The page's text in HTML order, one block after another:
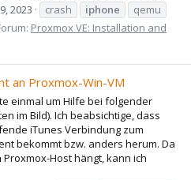
2023 crash iphone
qemu
Proxmox VE: Installation and
an Proxmox-Win-VM
einmal um Hilfe bei folgender
im Bild). Ich beabsichtige, dass
iTunes Verbindung zum
bekommt bzw. anders herum. Da
Proxmox-Host hängt, kann ich